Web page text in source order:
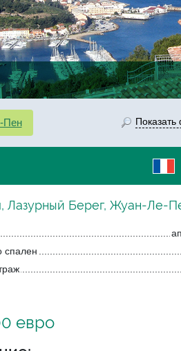
Пен
Лазурный Берег, Жуан-Ле-
спален
евро